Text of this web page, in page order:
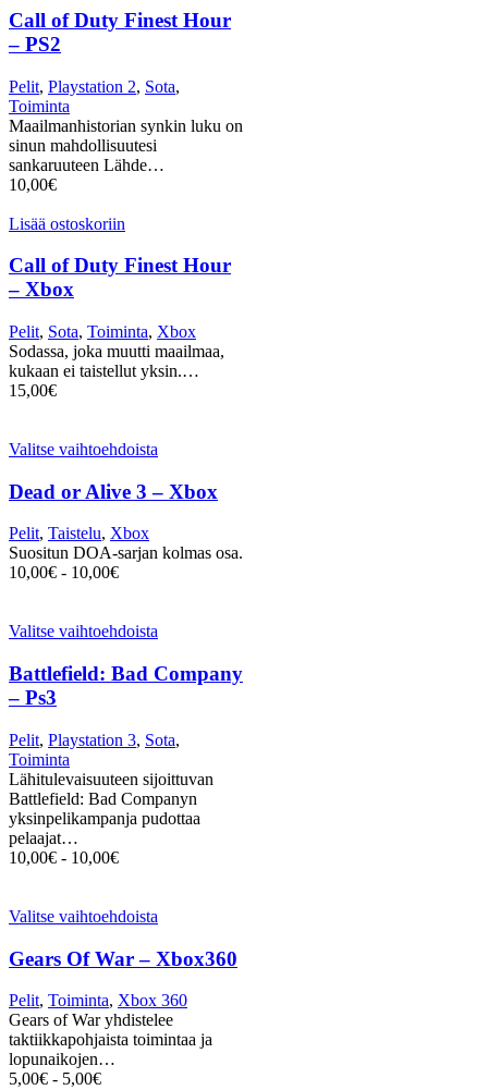
Call of Duty Finest Hour
– PS2
Pelit, Playstation 2, Sota,
Toiminta
Maailmanhistorian synkin luku on
sinun mahdollisuutesi
sankaruuteen Lähde…
10,00€
Lisää ostoskoriin
Call of Duty Finest Hour
– Xbox
Pelit, Sota, Toiminta, Xbox
Sodassa, joka muutti maailmaa,
kukaan ei taistellut yksin.…
15,00€
Valitse vaihtoehdoista
Dead or Alive 3 – Xbox
Pelit, Taistelu, Xbox
Suositun DOA-sarjan kolmas osa.
10,00€ - 10,00€
Valitse vaihtoehdoista
Battlefield: Bad Company
– Ps3
Pelit, Playstation 3, Sota,
Toiminta
Lähitulevaisuuteen sijoittuvan
Battlefield: Bad Companyn
yksinpelikampanja pudottaa
pelaajat…
10,00€ - 10,00€
Valitse vaihtoehdoista
Gears Of War – Xbox360
Pelit, Toiminta, Xbox 360
Gears of War yhdistelee
taktiikkapohjaista toimintaa ja
lopunaikojen…
5,00€ - 5,00€